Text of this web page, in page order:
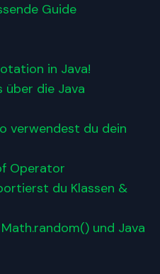
Guide
in Java!
über die Java
verwendest du dein
Operator
du Klassen &
und Java